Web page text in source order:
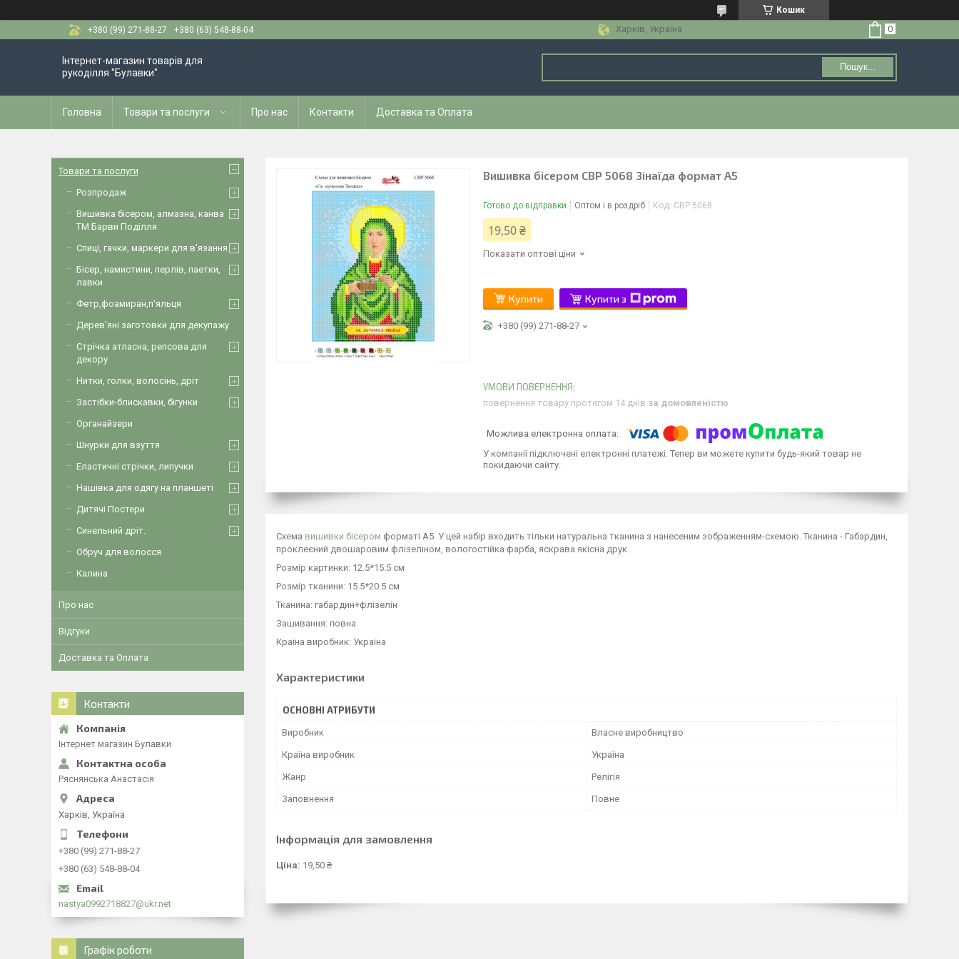
Кошик
+380 (99) 271-88-27
+380 (63) 548-88-04 Харків, Україна
Інтернет-магазин товарів для
рукоділля "Булавки"
Пошук...
Головна Товари та послуги Про нас Контакти Доставка та Оплата
Вишивка бісером СВР 5068 Зінаїда формат А5
Готово до відправки Оптом і в роздріб Код: СВР 5068
19,50 ₴
Показати оптові ціни
Купити Купити з
+380 (99) 271-88-27
повернення товару протягом 14 днів за домовленістю
У компанії підключені електронні платежі. Тепер ви можете купити будь-який товар не
покидаючи сайту.
Схема вишивки бісером форматі А5. У цей набір входить тільки натуральна тканина з нанесеним зображенням-схемою. Тканина - Габардин,
проклеєний двошаровим флізеліном, вологостійка фарба, яскрава якісна друк.
Розмір картинки: 12.5*15.5 см
Розмір тканини: 15.5*20.5 см
Тканина: габардин+флізелін
Зашивання: повна
Країна виробник: Україна
Характеристики
ОСНОВНІ АТРИБУТИ
Виробник Власне виробництво
Країна виробник Україна
Жанр Релігія
Заповнення Повне
Інформація для замовлення
Ціна: 19,50 ₴
Товари та послуги
Розпродаж
Вишивка бісером, алмазна, канва
ТМ Барви Поділля
Спиці, гачки, маркери для в'язання
Бісер, намистини, перлів, паетки,
лавки
Фетр,фоамиран,п'яльця
Дерев’яні заготовки для декупажу
Стрічка атласна, репсова для
декору
Нитки, голки, волосінь, дріт
Застібки-блискавки, бігунки
Органайзери
Шнурки для взуття
Еластичні стрічки, липучки
Нашівка для одягу на планшеті
Дитячі Постери
Синельний дріт.
Обруч для волосся
Калина
Про нас
Відгуки
Доставка та Оплата
Контакти
Інтернет магазин Булавки
Ряснянська Анастасія
Харків, Україна
+380 (99) 271-88-27
+380 (63) 548-88-04
nastya0992718827@ukr.net
Графік роботи